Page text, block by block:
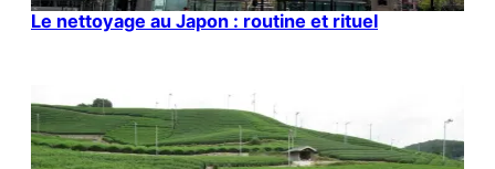
Le nettoyage au Japon : routine et rituel